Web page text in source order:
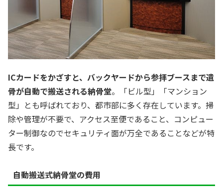
ICカードをかざすと、バックヤードから参拝ブースまで遺
骨が自動で搬送される納骨堂。「ビル型」「マンション
型」とも呼ばれており、都市部に多く存在しています。掃
除や管理が不要で、アクセス至便であること、コンピュー
ター制御なのでセキュリティ面が万全であることなどが特
長です。
自動搬送式納骨堂の費用